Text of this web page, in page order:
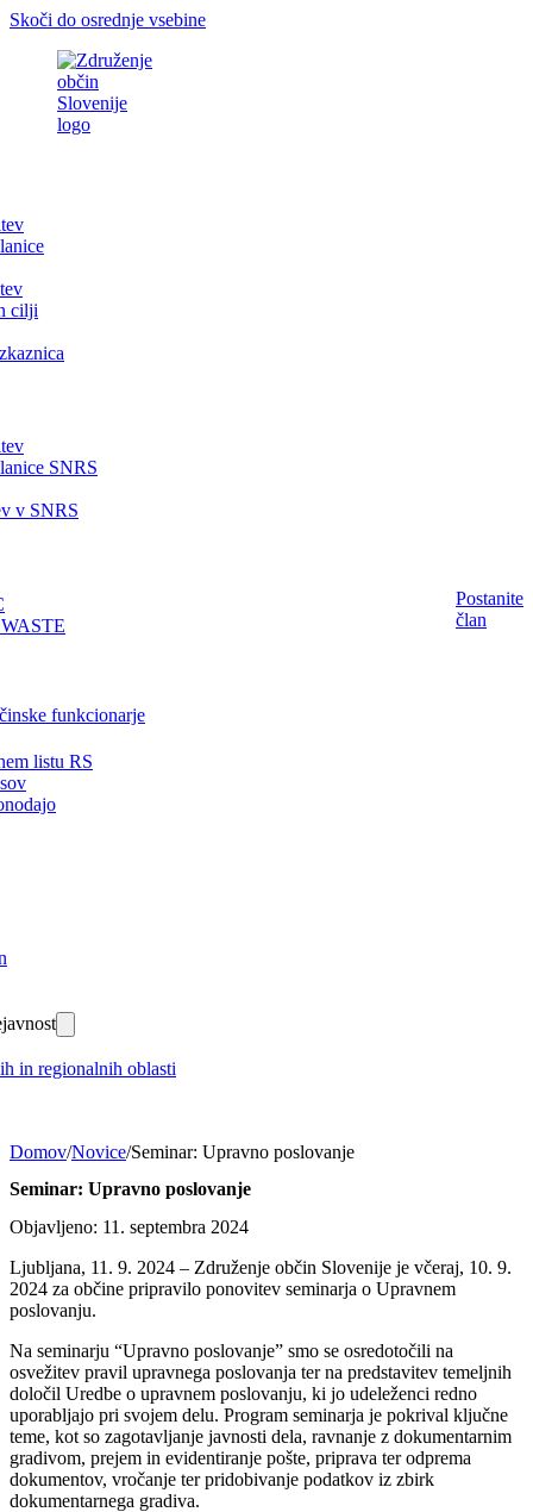
Skoči do osrednje vsebine
cilji
SNRS
v SNRS
funkcionarje
listu RS
in regionalnih oblasti
Postanite
član
Domov/Novice/Seminar: Upravno poslovanje
Seminar: Upravno poslovanje
Objavljeno: 11. septembra 2024
Ljubljana, 11. 9. 2024 – Združenje občin Slovenije je včeraj, 10. 9.
2024 za občine pripravilo ponovitev seminarja o Upravnem
poslovanju.
Na seminarju “Upravno poslovanje” smo se osredotočili na
osvežitev pravil upravnega poslovanja ter na predstavitev temeljnih
določil Uredbe o upravnem poslovanju, ki jo udeleženci redno
uporabljajo pri svojem delu. Program seminarja je pokrival ključne
teme, kot so zagotavljanje javnosti dela, ravnanje z dokumentarnim
gradivom, prejem in evidentiranje pošte, priprava ter odprema
dokumentov, vročanje ter pridobivanje podatkov iz zbirk
dokumentarnega gradiva.